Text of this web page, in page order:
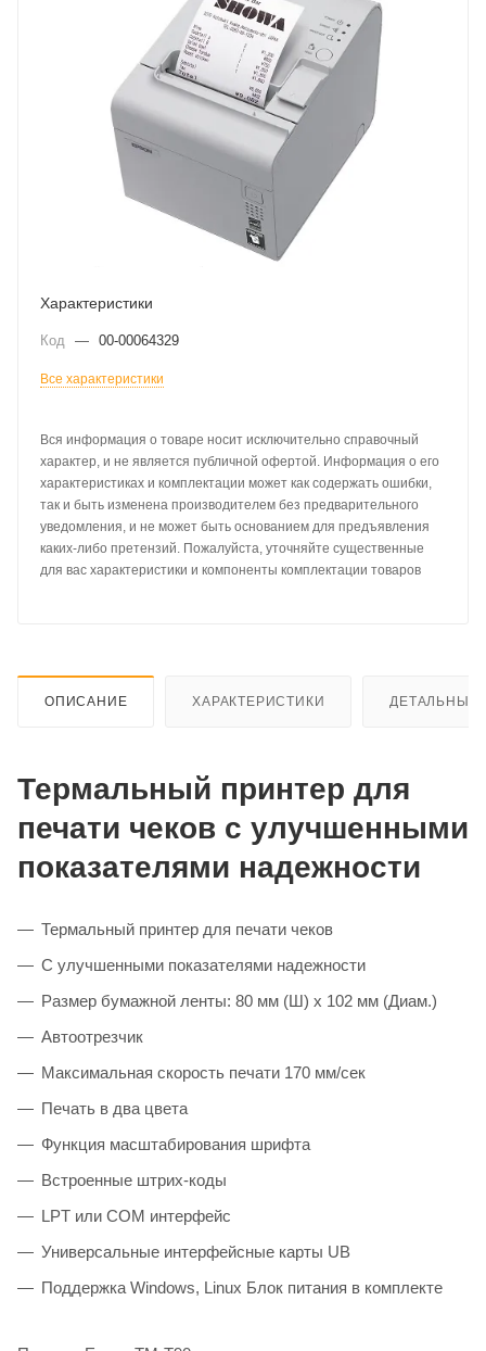
Характеристики
Код — 00-00064329
Все характеристики
Вся информация о товаре носит исключительно справочный
характер, и не является публичной офертой. Информация о его
характеристиках и комплектации может как содержать ошибки,
так и быть изменена производителем без предварительного
уведомления, и не может быть основанием для предъявления
каких-либо претензий. Пожалуйста, уточняйте существенные
для вас характеристики и компоненты комплектации товаров
ОПИСАНИЕ ХАРАКТЕРИСТИКИ ДЕТАЛЬНЫЕ
Термальный принтер для
печати чеков с улучшенными
показателями надежности
Термальный принтер для печати чеков
С улучшенными показателями надежности
Размер бумажной ленты: 80 мм (Ш) х 102 мм (Диам.)
Автоотрезчик
Максимальная скорость печати 170 мм/сек
Печать в два цвета
Функция масштабирования шрифта
Встроенные штрих-коды
LPT или COM интерфейс
Универсальные интерфейсные карты UB
Поддержка Windows, Linux Блок питания в комплекте